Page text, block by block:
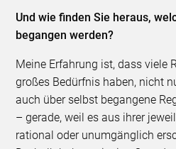
Und wie finden Sie heraus,
begangen werden?
Meine Erfahrung ist, dass viele
großes Bedürfnis haben, nicht
auch über selbst begangene
– gerade, weil es aus ihrer
rational oder unumgänglich